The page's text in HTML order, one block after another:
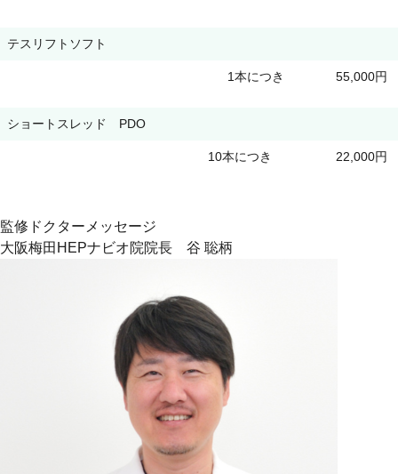
テスリフトソフト
1本につき 55,000円
ショートスレッド PDO
10本につき 22,000円
監修ドクターメッセージ
大阪梅田HEPナビオ院院長 谷 聡柄